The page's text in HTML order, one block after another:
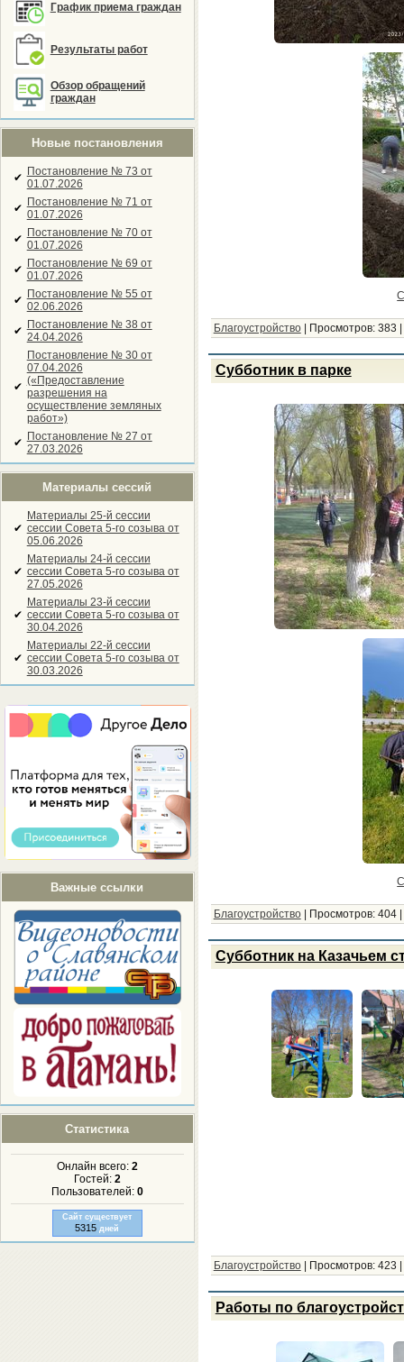
График приема граждан
Результаты работ
Обзор обращений
граждан
Новые постановления
✔ Постановление № 73 от
01.07.2026
✔ Постановление № 71 от
01.07.2026
✔ Постановление № 70 от
01.07.2026
✔ Постановление № 69 от
01.07.2026
✔ Постановление № 55 от
02.06.2026
✔ Постановление № 38 от
24.04.2026
✔
Постановление № 30 от
07.04.2026
(«Предоставление
разрешения на
осуществление земляных
работ»)
✔ Постановление № 27 от
27.03.2026
Материалы сессий
✔
Материалы 25-й сессии
сессии Совета 5-го созыва от
05.06.2026
✔
Материалы 24-й сессии
сессии Совета 5-го созыва от
27.05.2026
✔
Материалы 23-й сессии
сессии Совета 5-го созыва от
30.04.2026
✔
Материалы 22-й сессии
сессии Совета 5-го созыва от
30.03.2026
Важные ссылки
Статистика
Онлайн всего: 2
Гостей: 2
Пользователей: 0
Сайт существует
5315 дней
Благоустройство| Просмотров: 383
Субботник в парке
Благоустройство| Просмотров: 404|
Субботник на Казачьем
Благоустройство| Просмотров: 423
Работы по